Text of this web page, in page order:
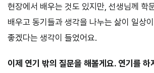
현장에서 배우는 것도 있지만, 선생님께 학
배우고 동기들과 생각을 나누는 삶이 일상
좋겠다는 생각이 들었어요.
이제 연기 밖의 질문을 해볼게요. 연기를 하